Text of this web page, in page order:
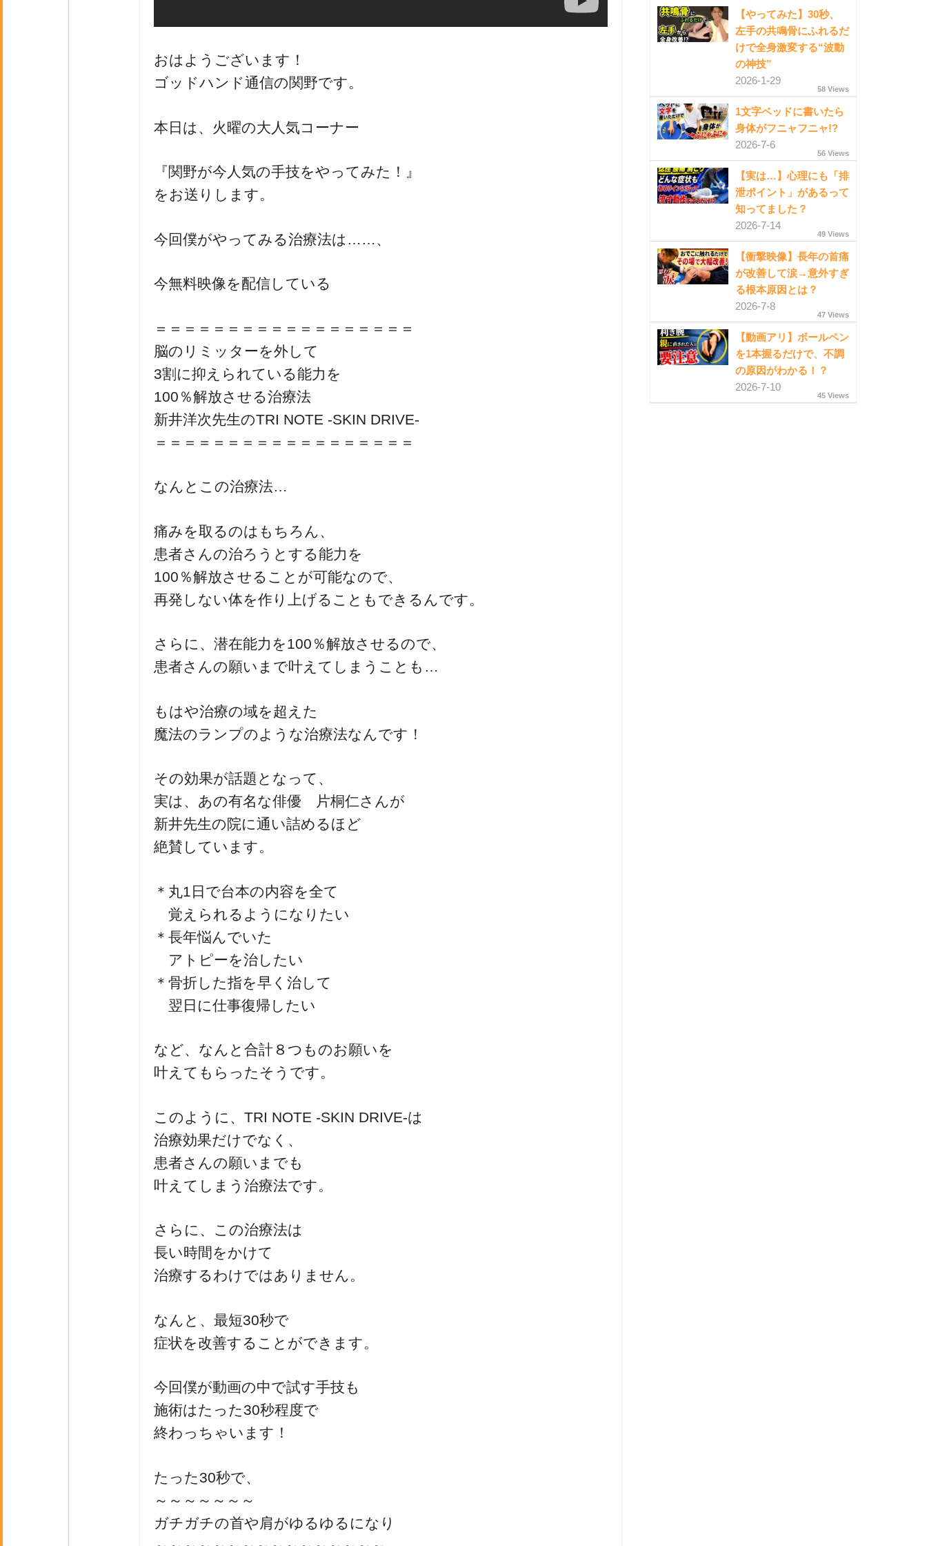
無料映像＆ご案内ページ
おはようございます！
ゴッドハンド通信の関野です。
本日は、火曜の大人気コーナー
『関野が今人気の手技をやってみた！』
をお送りします。
今回僕がやってみる治療法は……、
今無料映像を配信している
＝＝＝＝＝＝＝＝＝＝＝＝＝＝＝＝＝＝
脳のリミッターを外して
3割に抑えられている能力を
100％解放させる治療法
新井洋次先生のTRI NOTE -SKIN DRIVE-
＝＝＝＝＝＝＝＝＝＝＝＝＝＝＝＝＝＝
なんとこの治療法…
痛みを取るのはもちろん、
患者さんの治ろうとする能力を
100％解放させることが可能なので、
再発しない体を作り上げることもできるんです。
さらに、潜在能力を100％解放させるので、
患者さんの願いまで叶えてしまうことも…
もはや治療の域を超えた
魔法のランプのような治療法なんです！
その効果が話題となって、
実は、あの有名な俳優 片桐仁さんが
新井先生の院に通い詰めるほど
絶賛しています。
＊丸1日で台本の内容を全て
覚えられるようになりたい
＊長年悩んでいた
アトピーを治したい
＊骨折した指を早く治して
翌日に仕事復帰したい
など、なんと合計８つものお願いを
叶えてもらったそうです。
このように、TRI NOTE -SKIN DRIVE-は
治療効果だけでなく、
患者さんの願いまでも
叶えてしまう治療法です。
さらに、この治療法は
長い時間をかけて
治療するわけではありません。
なんと、最短30秒で
症状を改善することができます。
今回僕が動画の中で試す手技も
施術はたった30秒程度で
終わっちゃいます！
たった30秒で、
～～～～～～～
ガチガチの首や肩がゆるゆるになり
【やってみた】30秒、
左手の共鳴骨にふれるだ
けで全身激変する“波動
の神技”
2026-1-29
58 Views
1文字ベッドに書いたら
身体がフニャフニャ!?
2026-7-6
56 Views
【実は…】心理にも「排
泄ポイント」があるって
知ってました？
2026-7-14
49 Views
【衝撃映像】長年の首痛
が改善して涙→意外すぎ
る根本原因とは？
2026-7-8
47 Views
【動画アリ】ボールペン
を1本握るだけで、不調
の原因がわかる！？
2026-7-10
45 Views